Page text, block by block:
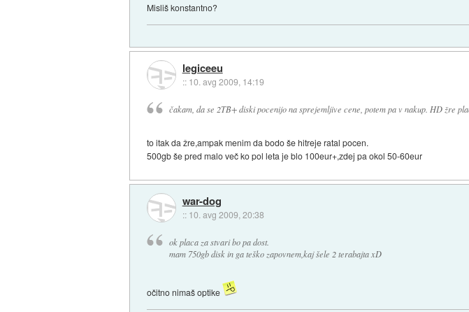
Misliš konstantno?
legiceeu
:: 10. avg 2009, 14:19
čakam, da se 2TB+ diski pocenijo na sprejemljive cene, potem pa v nakup. HD žre
to itak da žre,ampak menim da bodo še hitreje ratal pocen.
500gb še pred malo več ko pol leta je blo 100eur+,zdej pa okol 50-60eur
war-dog
:: 10. avg 2009, 20:38
ok placa za stvari bo pa dost.
mam 750gb disk in ga teško zapovnem,kaj šele 2 terabajta xD
očitno nimaš optike